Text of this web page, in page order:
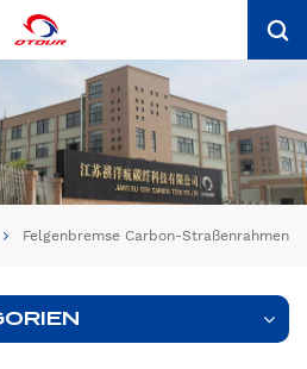
Felgenbremse Carbon-Straßenrahmen